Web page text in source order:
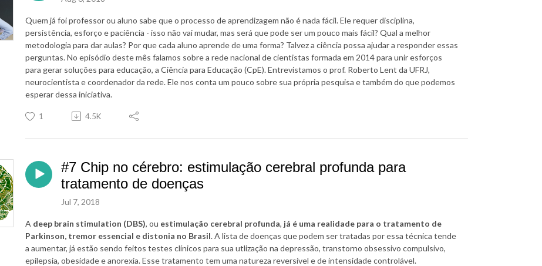
Quem já foi professor ou aluno sabe que o processo de aprendizagem não é nada fácil. Ele requer disciplina,
persistência, esforço e paciência - isso não vai mudar, mas será que pode ser um pouco mais fácil? Qual a melhor
metodologia para dar aulas? Por que cada aluno aprende de uma forma? Talvez a ciência possa ajudar a responder essas
perguntas. No episódio deste mês falamos sobre a rede nacional de cientistas formada em 2014 para unir esforços
para gerar soluções para educação, a Ciência para Educação (CpE). Entrevistamos o prof. Roberto Lent da UFRJ,
neurocientista e coordenador da rede. Ele nos conta um pouco sobre sua própria pesquisa e também do que podemos
esperar dessa iniciativa.
1 4.5K
#7 Chip no cérebro: estimulação cerebral profunda para
tratamento de doenças
Jul 7, 2018
A deep brain stimulation (DBS), ou estimulação cerebral profunda, já é uma realidade para o tratamento de
Parkinson, tremor essencial e distonia no Brasil. A lista de doenças que podem ser tratadas por essa técnica tende
a aumentar, já estão sendo feitos testes clínicos para sua utlização na depressão, transtorno obsessivo compulsivo,
epilepsia, obesidade e anorexia. Esse tratamento tem uma natureza reversível e de intensidade controlável.